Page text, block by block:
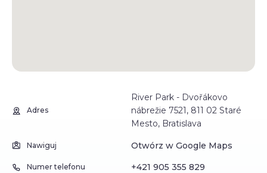
Adres
River Park - Dvořákovo
nábrežie 7521, 811 02 Staré
Mesto, Bratislava
Nawiguj Otwórz w Google Maps
Numer telefonu +421 905 355 829